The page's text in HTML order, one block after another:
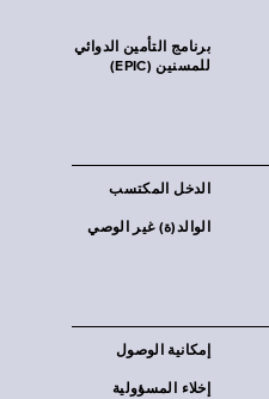
برنامج التأمين الدوائي
للمسنين (EPIC)
الدخل المكتسب
الوالد(ة) غير الوصي
إمكانية الوصول
إخلاء المسؤولية